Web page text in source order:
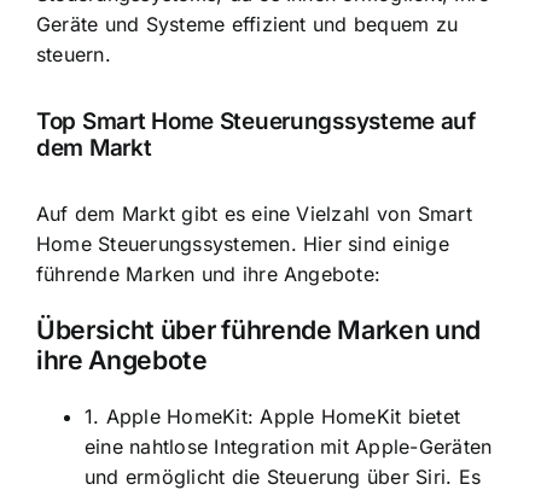
Geräte und Systeme effizient und bequem zu
steuern.
Top Smart Home Steuerungssysteme auf
dem Markt
Auf dem Markt gibt es eine Vielzahl von Smart
Home Steuerungssystemen. Hier sind einige
führende Marken und ihre Angebote:
Übersicht über führende Marken und
ihre Angebote
1. Apple HomeKit: Apple HomeKit bietet
eine nahtlose Integration mit Apple-Geräten
und ermöglicht die Steuerung über Siri. Es